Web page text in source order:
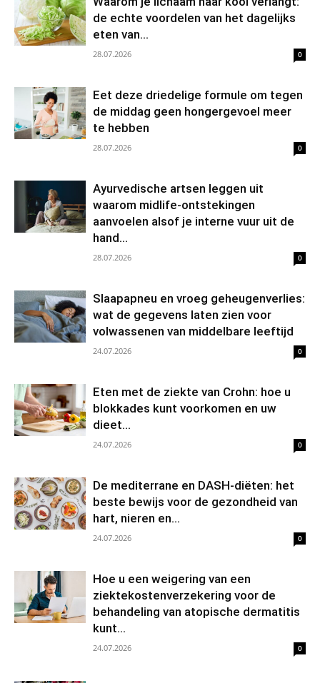
de echte voordelen van het dagelijks
eten van...
28.07.2026 0
Eet deze driedelige formule om tegen
de middag geen hongergevoel meer
te hebben
28.07.2026 0
Ayurvedische artsen leggen uit
waarom midlife-ontstekingen
aanvoelen alsof je interne vuur uit de
hand...
28.07.2026 0
Slaapapneu en vroeg geheugenverlies:
wat de gegevens laten zien voor
volwassenen van middelbare leeftijd
24.07.2026 0
Eten met de ziekte van Crohn: hoe u
blokkades kunt voorkomen en uw
dieet...
24.07.2026 0
De mediterrane en DASH-diëten: het
beste bewijs voor de gezondheid van
hart, nieren en...
24.07.2026 0
Hoe u een weigering van een
ziektekostenverzekering voor de
behandeling van atopische dermatitis
kunt...
24.07.2026 0